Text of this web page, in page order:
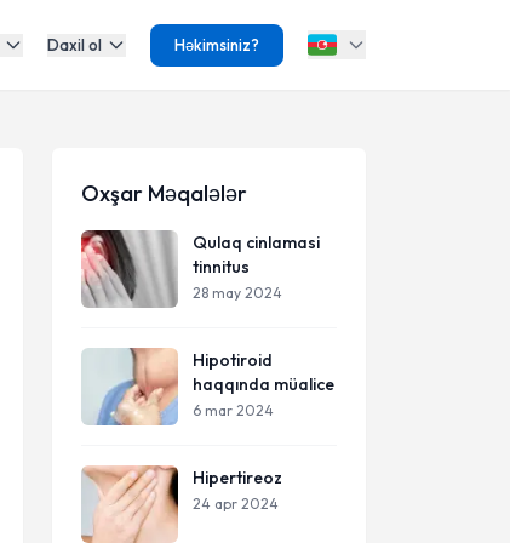
Daxil ol Həkimsiniz?
Oxşar Məqalələr
Qulaq cinlamasi
tinnitus
28 may 2024
Hipotiroid
haqqında müalice
6 mar 2024
Hipertireoz
24 apr 2024